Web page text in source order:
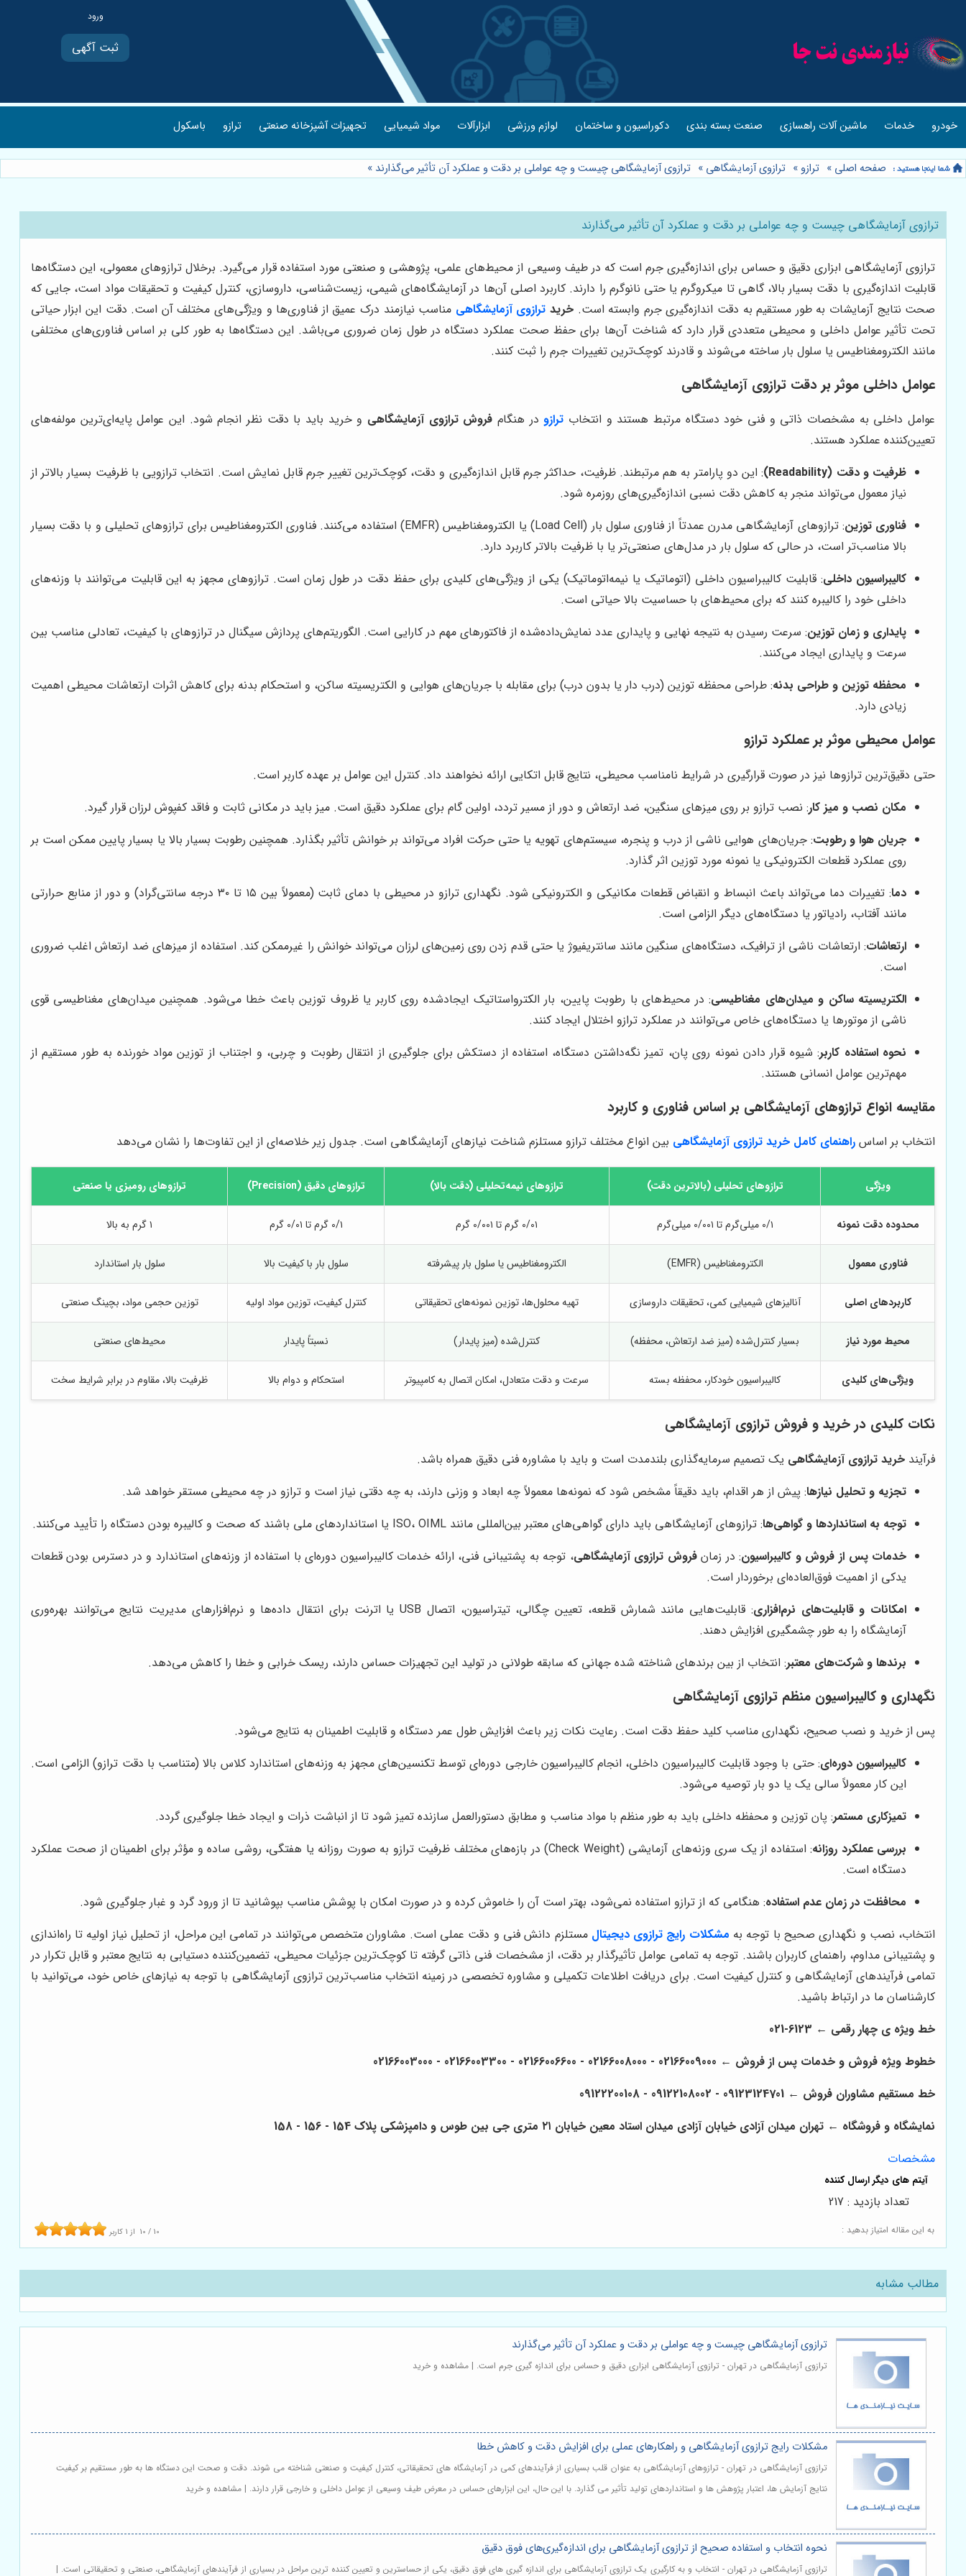
ثبت آگهی
خودرو خدمات ماشین آلات راهسازی صنعت بسته بندی دکوراسیون و ساختمان لوازم ورزشی ابزارآلات مواد شیمیایی تجهیزات آشپزخانه صنعتی ترازو باسکول
صفحه اصلی » ترازو » ترازوی آزمایشگاهی » ترازوی آزمایشگاهی چیست و چه عواملی بر دقت و عملکرد آن تأثیر می‌گذارند »
ترازوی آزمایشگاهی چیست و چه عواملی بر دقت و عملکرد آن تأثیر می‌گذارند
ترازوی آزمایشگاهی ابزاری دقیق و حساس برای اندازه‌گیری جرم است که در طیف وسیعی از محیط‌های علمی، پژوهشی و صنعتی مورد استفاده قرار می‌گیرد. برخلال ترازوهای معمولی، این دستگاه‌ها
قابلیت اندازه‌گیری با دقت بسیار بالا، گاهی تا میکروگرم یا حتی نانوگرم را دارند. کاربرد اصلی آن‌ها در آزمایشگاه‌های شیمی، زیست‌شناسی، داروسازی، کنترل کیفیت و تحقیقات مواد است، جایی که
صحت نتایج آزمایشات به طور مستقیم به دقت اندازه‌گیری جرم وابسته است. خرید ترازوی آزمایشگاهی مناسب نیازمند درک عمیق از فناوری‌ها و ویژگی‌های مختلف آن است. دقت این ابزار حیاتی
تحت تأثیر عوامل داخلی و محیطی متعددی قرار دارد که شناخت آن‌ها برای حفظ صحت عملکرد دستگاه در طول زمان ضروری می‌باشد. این دستگاه‌ها به طور کلی بر اساس فناوری‌های مختلفی
مانند الکترومغناطیس یا سلول بار ساخته می‌شوند و قادرند کوچک‌ترین تغییرات جرم را ثبت کنند.
عوامل داخلی موثر بر دقت ترازوی آزمایشگاهی
عوامل داخلی به مشخصات ذاتی و فنی خود دستگاه مرتبط هستند و انتخاب ترازودر هنگام فروش ترازوی آزمایشگاهی و خرید باید با دقت نظر انجام شود. این عوامل پایه‌ای‌ترین مولفه‌های
تعیین‌کننده عملکرد هستند.
ظرفیت و دقت (Readability)
: این دو پارامتر به هم مرتبطند. ظرفیت، حداکثر جرم قابل اندازه‌گیری و دقت، کوچک‌ترین تغییر جرم قابل نمایش است. انتخاب ترازویی با ظرفیت بسیار بالاتر از
نیاز معمول می‌تواند منجر به کاهش دقت نسبی اندازه‌گیری‌های روزمره شود.
فناوری توزین
: ترازوهای آزمایشگاهی مدرن عمدتاً از فناوری سلول بار (Load Cell) یا الکترومغناطیس (EMFR) استفاده می‌کنند. فناوری الکترومغناطیس برای ترازوهای تحلیلی و با دقت بسیار
بالا مناسب‌تر است، در حالی که سلول بار در مدل‌های صنعتی‌تر یا با ظرفیت بالاتر کاربرد دارد.
کالیبراسیون داخلی: قابلیت کالیبراسیون داخلی (اتوماتیک یا نیمه‌اتوماتیک) یکی از ویژگی‌های کلیدی برای حفظ دقت در طول زمان است. ترازوهای مجهز به این قابلیت می‌توانند با وزنه‌های
داخلی خود را کالیبره کنند که برای محیط‌های با حساسیت بالا حیاتی است.
پایداری و زمان توزین: سرعت رسیدن به نتیجه نهایی و پایداری عدد نمایش‌داده‌شده از فاکتورهای مهم در کارایی است. الگوریتم‌های پردازش سیگنال در ترازوهای با کیفیت، تعادلی مناسب بین
سرعت و پایداری ایجاد می‌کنند.
محفظه توزین و طراحی بدنه: طراحی محفظه توزین (درب دار یا بدون درب) برای مقابله با جریان‌های هوایی و الکتریسیته ساکن، و استحکام بدنه برای کاهش اثرات ارتعاشات محیطی اهمیت
زیادی دارد.
عوامل محیطی موثر بر عملکرد ترازو
حتی دقیق‌ترین ترازوها نیز در صورت قرارگیری در شرایط نامناسب محیطی، نتایج قابل اتکایی ارائه نخواهند داد. کنترل این عوامل بر عهده کاربر است.
مکان نصب و میز کار: نصب ترازو بر روی میزهای سنگین، ضد ارتعاش و دور از مسیر تردد، اولین گام برای عملکرد دقیق است. میز باید در مکانی ثابت و فاقد کفپوش لرزان قرار گیرد.
جریان هوا و رطوبت: جریان‌های هوایی ناشی از درب و پنجره، سیستم‌های تهویه یا حتی حرکت افراد می‌تواند بر خوانش تأثیر بگذارد. همچنین رطوبت بسیار بالا یا بسیار پایین ممکن است بر
روی عملکرد قطعات الکترونیکی یا نمونه مورد توزین اثر گذارد.
دما
: تغییرات دما می‌تواند باعث انبساط و انقباض قطعات مکانیکی و الکترونیکی شود. نگهداری ترازو در محیطی با دمای ثابت (معمولاً بین ۱۵ تا ۳۰ درجه سانتی‌گراد) و دور از منابع حرارتی
مانند آفتاب، رادیاتور یا دستگاه‌های دیگر الزامی است.
ارتعاشات: ارتعاشات ناشی از ترافیک، دستگاه‌های سنگین مانند سانتریفیوژ یا حتی قدم زدن روی زمین‌های لرزان می‌تواند خوانش را غیرممکن کند. استفاده از میزهای ضد ارتعاش اغلب ضروری
است.
الکتریسیته ساکن و میدان‌های مغناطیسی: در محیط‌های با رطوبت پایین، بار الکترواستاتیک ایجادشده روی کاربر یا ظروف توزین باعث خطا می‌شود. همچنین میدان‌های مغناطیسی قوی
ناشی از موتورها یا دستگاه‌های خاص می‌توانند در عملکرد ترازو اختلال ایجاد کنند.
نحوه استفاده کاربر: شیوه قرار دادن نمونه روی پان، تمیز نگه‌داشتن دستگاه، استفاده از دستکش برای جلوگیری از انتقال رطوبت و چربی، و اجتناب از توزین مواد خورنده به طور مستقیم از
مهم‌ترین عوامل انسانی هستند.
مقایسه انواع ترازوهای آزمایشگاهی بر اساس فناوری و کاربرد
انتخاب بر اساس راهنمای کامل خرید ترازوی آزمایشگاهی بین انواع مختلف ترازو مستلزم شناخت نیازهای آزمایشگاهی است. جدول زیر خلاصه‌ای از این تفاوت‌ها را نشان می‌دهد
ویژگی ترازوهای تحلیلی (بالاترین دقت) ترازوهای نیمه‌تحلیلی (دقت بالا) ترازوهای دقیق (Precision) ترازوهای رومیزی یا صنعتی
محدوده دقت نمونه ۰/۱ میلی‌گرم تا ۰/۰۰۱ میلی‌گرم ۰/۰۱ گرم تا ۰/۰۰۱ گرم ۰/۱ گرم تا ۰/۰۱ گرم ۱ گرم به بالا
فناوری معمول الکترومغناطیس (EMFR) الکترومغناطیس یا سلول بار پیشرفته سلول بار با کیفیت بالا سلول بار استاندارد
کاربردهای اصلی آنالیزهای شیمیایی کمی، تحقیقات داروسازی تهیه محلول‌ها، توزین نمونه‌های تحقیقاتی کنترل کیفیت، توزین مواد اولیه توزین حجمی مواد، بچینگ صنعتی
محیط مورد نیاز بسیار کنترل‌شده (میز ضد ارتعاش، محفظه) کنترل‌شده (میز پایدار) نسبتاً پایدار محیط‌های صنعتی
ویژگی‌های کلیدی کالیبراسیون خودکار، محفظه بسته سرعت و دقت متعادل، امکان اتصال به کامپیوتر استحکام و دوام بالا ظرفیت بالا، مقاوم در برابر شرایط سخت
نکات کلیدی در خرید و فروش ترازوی آزمایشگاهی
فرآیند خرید ترازوی آزمایشگاهی یک تصمیم سرمایه‌گذاری بلندمدت است و باید با مشاوره فنی دقیق همراه باشد.
تجزیه و تحلیل نیازها: پیش از هر اقدام، باید دقیقاً مشخص شود که نمونه‌ها معمولاً چه ابعاد و وزنی دارند، به چه دقتی نیاز است و ترازو در چه محیطی مستقر خواهد شد.
توجه به استانداردها و گواهی‌ها: ترازوهای آزمایشگاهی باید دارای گواهی‌های معتبر بین‌المللی مانند ISO، OIML یا استانداردهای ملی باشند که صحت و کالیبره بودن دستگاه را تأیید می‌کنند.
خدمات پس از فروش و کالیبراسیون: در زمان فروش ترازوی آزمایشگاهی، توجه به پشتیبانی فنی، ارائه خدمات کالیبراسیون دوره‌ای با استفاده از وزنه‌های استاندارد و در دسترس بودن قطعات
یدکی از اهمیت فوق‌العاده‌ای برخوردار است.
امکانات و قابلیت‌های نرم‌افزاری
: قابلیت‌هایی مانند شمارش قطعه، تعیین چگالی، تیتراسیون، اتصال USB یا اترنت برای انتقال داده‌ها و نرم‌افزارهای مدیریت نتایج می‌توانند بهره‌وری
آزمایشگاه را به طور چشمگیری افزایش دهند.
برندها و شرکت‌های معتبر: انتخاب از بین برندهای شناخته شده جهانی که سابقه طولانی در تولید این تجهیزات حساس دارند، ریسک خرابی و خطا را کاهش می‌دهد.
نگهداری و کالیبراسیون منظم ترازوی آزمایشگاهی
پس از خرید و نصب صحیح، نگهداری مناسب کلید حفظ دقت است. رعایت نکات زیر باعث افزایش طول عمر دستگاه و قابلیت اطمینان به نتایج می‌شود.
کالیبراسیون دوره‌ای: حتی با وجود قابلیت کالیبراسیون داخلی، انجام کالیبراسیون خارجی دوره‌ای توسط تکنسین‌های مجهز به وزنه‌های استاندارد کلاس بالا (متناسب با دقت ترازو) الزامی است.
این کار معمولاً سالی یک یا دو بار توصیه می‌شود.
تمیزکاری مستمر: پان توزین و محفظه داخلی باید به طور منظم با مواد مناسب و مطابق دستورالعمل سازنده تمیز شود تا از انباشت ذرات و ایجاد خطا جلوگیری گردد.
بررسی عملکرد روزانه
: استفاده از یک سری وزنه‌های آزمایشی (Check Weight) در بازه‌های مختلف ظرفیت ترازو به صورت روزانه یا هفتگی، روشی ساده و مؤثر برای اطمینان از صحت عملکرد
دستگاه است.
محافظت در زمان عدم استفاده: هنگامی که از ترازو استفاده نمی‌شود، بهتر است آن را خاموش کرده و در صورت امکان با پوشش مناسب بپوشانید تا از ورود گرد و غبار جلوگیری شود.
انتخاب، نصب و نگهداری صحیح با توجه به مشکلات رایج ترازوی دیجیتال مستلزم دانش فنی و دقت عملی است. مشاوران متخصص می‌توانند در تمامی این مراحل، از تحلیل نیاز اولیه تا راه‌اندازی
و پشتیبانی مداوم، راهنمای کاربران باشند. توجه به تمامی عوامل تأثیرگذار بر دقت، از مشخصات فنی ذاتی گرفته تا کوچک‌ترین جزئیات محیطی، تضمین‌کننده دستیابی به نتایج معتبر و قابل تکرار در
تمامی فرآیندهای آزمایشگاهی و کنترل کیفیت است. برای دریافت اطلاعات تکمیلی و مشاوره تخصصی در زمینه انتخاب مناسب‌ترین ترازوی آزمایشگاهی با توجه به نیازهای خاص خود، می‌توانید با
کارشناسان ما در ارتباط باشید.
خط ویژه ی چهار رقمی ← 6123-021
خطوط ویژه فروش و خدمات پس از فروش ← 02166009000 - 02166008000 - 02166006600 - 02166003300 - 02166003000
خط مستقیم مشاوران فروش ← 09123124701 - 09122108002 - 09122200108
نمایشگاه و فروشگاه ← تهران میدان آزادی خیابان آزادی میدان استاد معین خیابان ۲۱ متری جی بین طوس و دامپزشکی پلاک 154 - 156 - 158
مشخصات
به این مقاله امتیاز بدهید : 10 / 10 از1 کاربر
تعداد بازدید : 217
مطالب مشابه
ترازوی آزمایشگاهی چیست و چه عواملی بر دقت و عملکرد آن تأثیر می‌گذارند
ترازوی آزمایشگاهی در تهران - ترازوی آزمایشگاهی ابزاری دقیق و حساس برای اندازه گیری جرم است. | مشاهده و خرید
مشکلات رایج ترازوی آزمایشگاهی و راهکارهای عملی برای افزایش دقت و کاهش خطا
ترازوی آزمایشگاهی در تهران - ترازوهای آزمایشگاهی به عنوان قلب بسیاری از فرآیندهای کمی در آزمایشگاه های تحقیقاتی، کنترل کیفیت و صنعتی شناخته می شوند. دقت و صحت این دستگاه ها به طور مستقیم بر کیفیت
نتایج آزمایش ها، اعتبار پژوهش ها و استانداردهای تولید تأثیر می گذارد. با این حال، این ابزارهای حساس در معرض طیف وسیعی از عوامل داخلی و خارجی قرار دارند. | مشاهده و خرید
نحوه انتخاب و استفاده صحیح از ترازوی آزمایشگاهی برای اندازه‌گیری‌های فوق دقیق
ترازوی آزمایشگاهی در تهران - انتخاب و به کارگیری یک ترازوی آزمایشگاهی برای اندازه گیری های فوق دقیق، یکی از حساسترین و تعیین کننده ترین مراحل در بسیاری از فرآیندهای آزمایشگاهی، صنعتی و تحقیقاتی است. |